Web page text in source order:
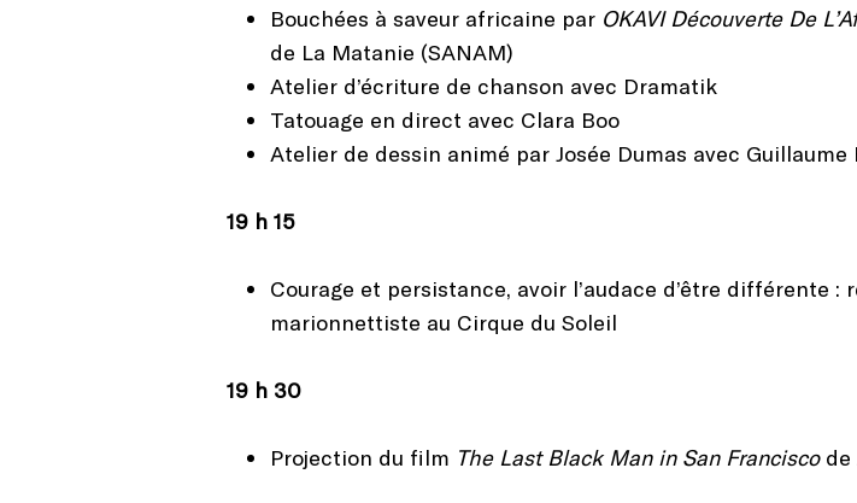
Bouchées à saveur africaine par OKAVI Découverte De
de La Matanie (SANAM)
Atelier d’écriture de chanson avec Dramatik
Tatouage en direct avec Clara Boo
Atelier de dessin animé par Josée Dumas avec
19 h 15
Courage et persistance, avoir l’audace d’être différente
marionnettiste au Cirque du Soleil
19 h 30
Projection du film The Last Black Man in San Franciscode